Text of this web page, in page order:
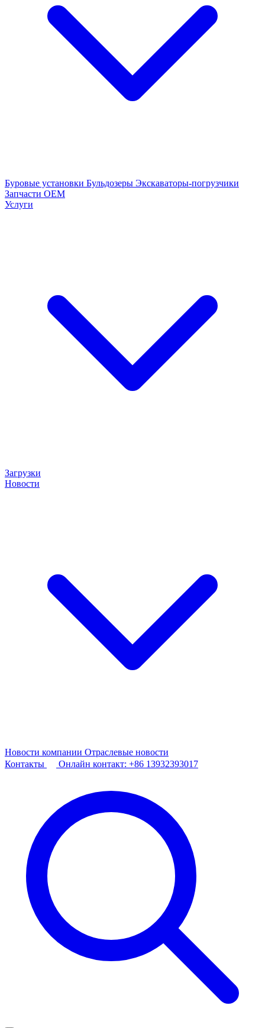
Буровые установки Бульдозеры Экскаваторы-погрузчики
Запчасти OEM
Услуги
Загрузки
Новости
Новости компании Отраслевые новости
Контакты
Онлайн контакт: +86 13932393017